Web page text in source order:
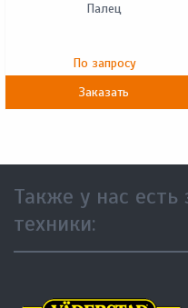
Палец
По запросу
Заказать
Также у нас есть
техники: